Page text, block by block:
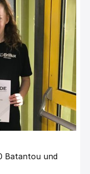
Batantou und